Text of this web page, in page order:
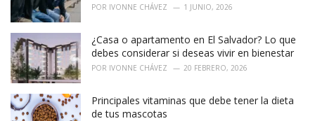
POR IVONNE CHÁVEZ 1 JUNIO, 2026
¿Casa o apartamento en El Salvador? Lo que
debes considerar si deseas vivir en bienestar
POR IVONNE CHÁVEZ 20 FEBRERO, 2026
Principales vitaminas que debe tener la dieta
de tus mascotas